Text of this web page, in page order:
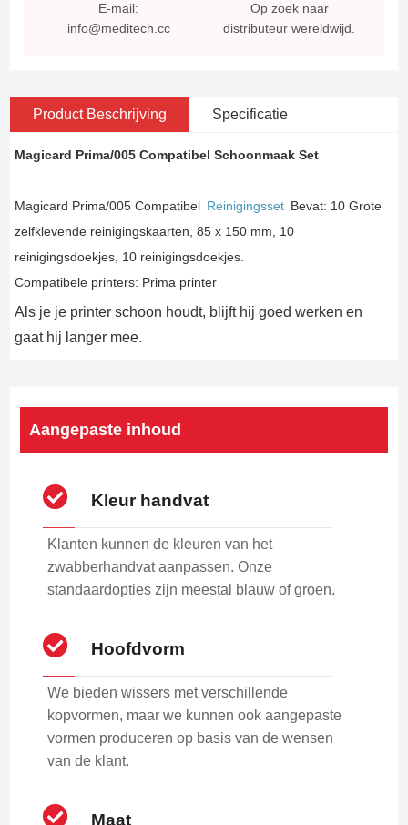
E-mail:
info@meditech.cc
Op zoek naar
distributeur wereldwijd.
Product Beschrijving Specificatie
Magicard Prima/005 Compatibel Schoonmaak Set
Magicard Prima/005 Compatibel Reinigingsset Bevat: 10 Grote
zelfklevende reinigingskaarten, 85 x 150 mm, 10
reinigingsdoekjes, 10 reinigingsdoekjes.
Compatibele printers: Prima printer
Als je je printer schoon houdt, blijft hij goed werken en
gaat hij langer mee.
Aangepaste inhoud
Kleur handvat
Klanten kunnen de kleuren van het
zwabberhandvat aanpassen. Onze
standaardopties zijn meestal blauw of groen.
Hoofdvorm
We bieden wissers met verschillende
kopvormen, maar we kunnen ook aangepaste
vormen produceren op basis van de wensen
van de klant.
Maat